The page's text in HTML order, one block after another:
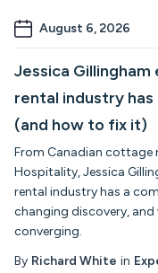
August 6, 2026
Jessica
rental industry
(and how to fix it)
From Canadian cottage
Hospitality, Jessica
rental industry has a
changing discovery,
converging.
By Richard White in